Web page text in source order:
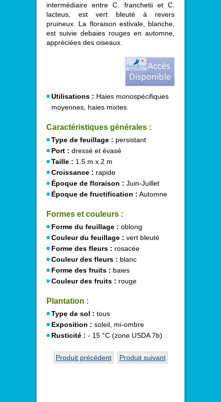
intermédiaire entre C. franchetii et C.
lacteus, est vert bleuté à revers
pruineux. La floraison estivale, blanche,
est suivie debaies rouges en automne,
appréciées des oiseaux.
Utilisations : Haies monospécifiques
moyennes, haies mixtes.
Caractéristiques générales :
Type de feuillage : persistant
Port : dressé et évasé
Taille : 1.5 m x 2 m
Croissance : rapide
Époque de floraison : Juin-Juillet
Époque de fructification : Automne
Formes et couleurs :
Forme du feuillage : oblong
Couleur du feuillage : vert bleuté
Forme des fleurs : rosacée
Couleur des fleurs : blanc
Forme des fruits : baies
Couleur des fruits : rouge
Plantation :
Type de sol : tous
Exposition : soleil, mi-ombre
Rusticité : - 15 °C (zone USDA 7b)
Produit précédent Produit suivant